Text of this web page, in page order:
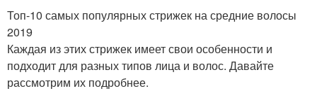
Топ-10 самых популярных стрижек на средние волосы
2019
Каждая из этих стрижек имеет свои особенности и
подходит для разных типов лица и волос. Давайте
рассмотрим их подробнее.